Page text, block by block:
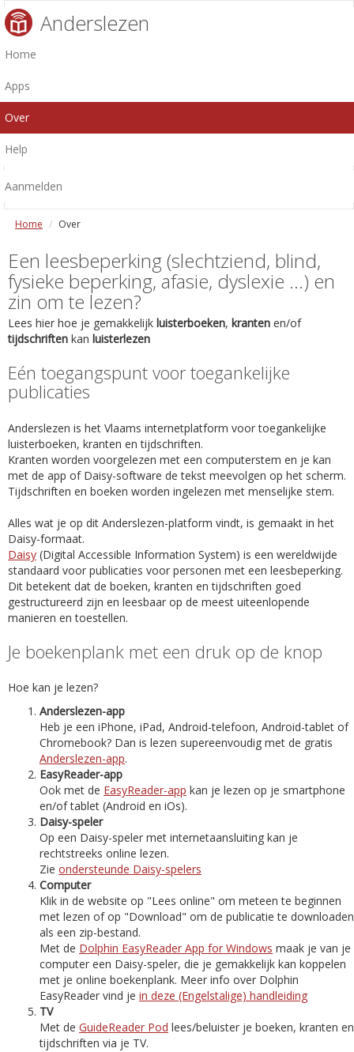
Anderslezen
Home
Apps
Over
Help
Aanmelden
Home Over
Een leesbeperking (slechtziend, blind,
fysieke beperking, afasie, dyslexie ...) en
zin om te lezen?
Lees hier hoe je gemakkelijk luisterboeken, kranten en/of
tijdschriften kan luisterlezen
Eén toegangspunt voor toegankelijke
publicaties
Anderslezen is het Vlaams internetplatform voor toegankelijke
luisterboeken, kranten en tijdschriften.
Kranten worden voorgelezen met een computerstem en je kan
met de app of Daisy-software de tekst meevolgen op het scherm.
Tijdschriften en boeken worden ingelezen met menselijke stem.
Alles wat je op dit Anderslezen-platform vindt, is gemaakt in het
Daisy-formaat.
Daisy (Digital Accessible Information System) is een wereldwijde
standaard voor publicaties voor personen met een leesbeperking.
Dit betekent dat de boeken, kranten en tijdschriften goed
gestructureerd zijn en leesbaar op de meest uiteenlopende
manieren en toestellen.
Je boekenplank met een druk op de knop
Hoe kan je lezen?
Anderslezen-app
Heb je een iPhone, iPad, Android-telefoon, Android-tablet of
Chromebook? Dan is lezen supereenvoudig met de gratis
Anderslezen-app.
EasyReader-app
Ook met de EasyReader-app kan je lezen op je smartphone
en/of tablet (Android en iOs).
Daisy-speler
Op een Daisy-speler met internetaansluiting kan je
rechtstreeks online lezen.
Zie ondersteunde Daisy-spelers
Computer
Klik in de website op "Lees online" om meteen te beginnen
met lezen of op "Download" om de publicatie te downloaden
als een zip-bestand.
Met de Dolphin EasyReader App for Windows maak je van je
computer een Daisy-speler, die je gemakkelijk kan koppelen
met je online boekenplank. Meer info over Dolphin
EasyReader vind je in deze (Engelstalige) handleiding
TV
Met de GuideReader Pod lees/beluister je boeken, kranten en
tijdschriften via je TV.